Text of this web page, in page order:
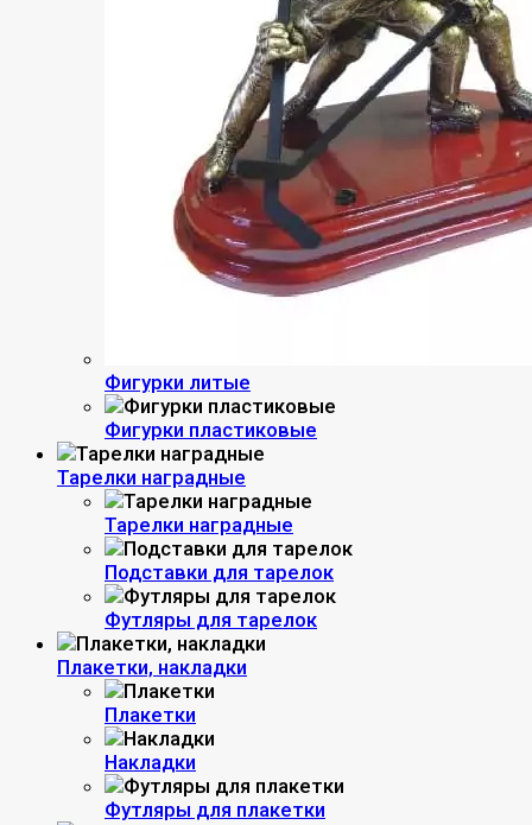
Фигурки литые
Фигурки пластиковые
Тарелки наградные
Тарелки наградные
Подставки для тарелок
Футляры для тарелок
Плакетки, накладки
Плакетки
Накладки
Футляры для плакетки